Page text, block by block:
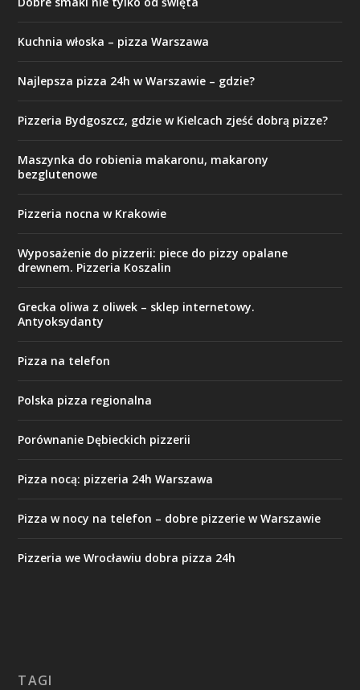
Kuchnia włoska – pizza Warszawa
Najlepsza pizza 24h w Warszawie – gdzie?
Pizzeria Bydgoszcz, gdzie w Kielcach zjeść dobrą pizze?
Maszynka do robienia makaronu, makarony
bezglutenowe
Pizzeria nocna w Krakowie
Wyposażenie do pizzerii: piece do pizzy opalane
drewnem. Pizzeria Koszalin
Grecka oliwa z oliwek – sklep internetowy.
Antyoksydanty
Pizza na telefon
Polska pizza regionalna
Porównanie Dębieckich pizzerii
Pizza nocą: pizzeria 24h Warszawa
Pizza w nocy na telefon – dobre pizzerie w Warszawie
Pizzeria we Wrocławiu dobra pizza 24h
TAGI